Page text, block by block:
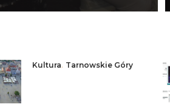
Kultura, Tarnowskie Góry